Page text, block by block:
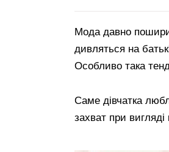
Мода давно
дивляться на
Особливо така
Саме дівчатка
захват при вигляді